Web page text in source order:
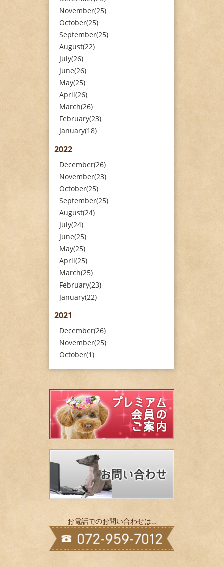
November(25)
October(25)
September(25)
August(22)
July(26)
June(26)
May(25)
April(26)
March(26)
February(23)
January(18)
2022
December(26)
November(23)
October(25)
September(25)
August(24)
July(24)
June(25)
May(25)
April(25)
March(25)
February(23)
January(22)
2021
December(26)
November(25)
October(1)
お電話でのお問い合わせは…